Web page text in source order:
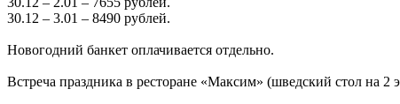
30.12 – 3.01 – 8490 рублей.
Новогодний банкет оплачивается отдельно.
Встреча праздника в ресторане «Максим» (шведский стол на